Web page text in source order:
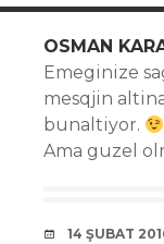
OSMAN
Emeginize
mesqjin
bunaltiyor.
Ama guzel
14 ŞUBAT